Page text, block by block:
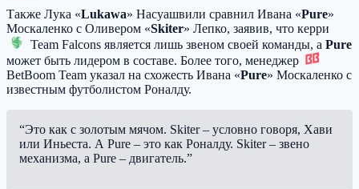
Также Лука «Lukawa» Насуашвили сравнил Ивана «Pure»
Москаленко с Оливером «Skiter» Лепко, заявив, что керри
Team Falcons является лишь звеном своей команды, а Pure
может быть лидером в составе. Более того, менеджер
BetBoom Team указал на схожесть Ивана «Pure» Москаленко с
известным футболистом Роналду.
“Это как с золотым мячом. Skiter – условно говоря, Хави
или Иньеста. А Pure – это как Роналду. Skiter – звено
механизма, а Pure – двигатель.”